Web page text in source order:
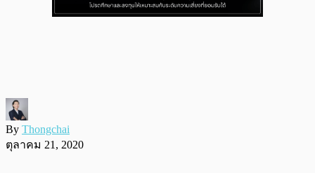
By Thongchai
ตุลาคม 21, 2020